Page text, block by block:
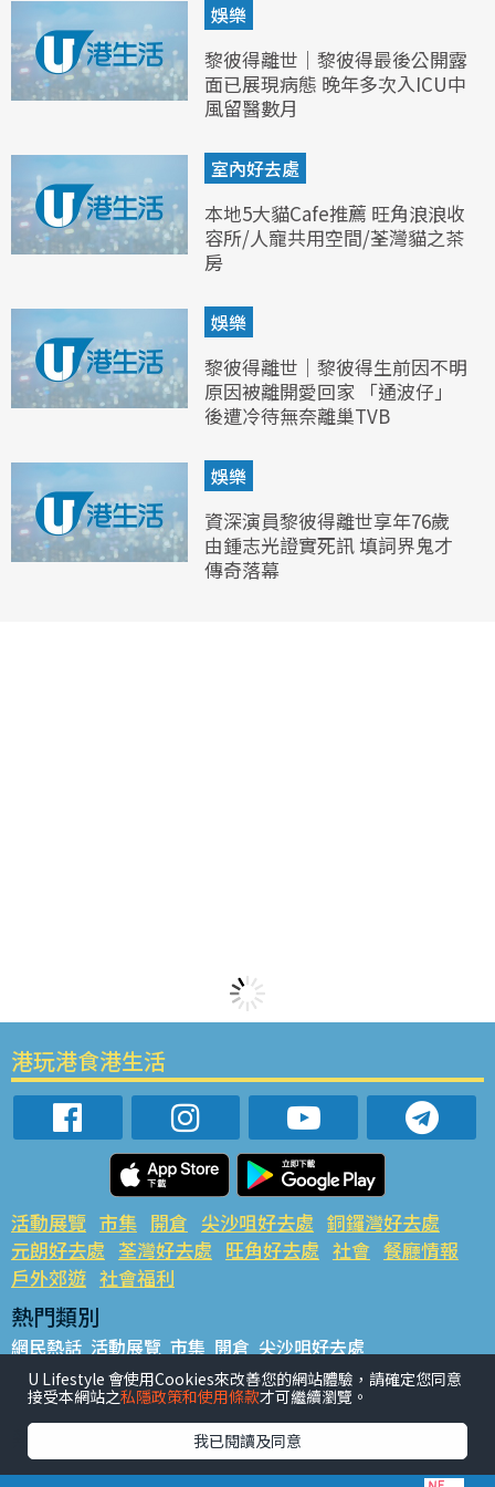
娛樂
黎彼得離世｜黎彼得最後公開露
面已展現病態 晚年多次入ICU中
風留醫數月
室內好去處
本地5大貓Cafe推薦 旺角浪浪收
容所/人寵共用空間/荃灣貓之茶
房
娛樂
黎彼得離世｜黎彼得生前因不明
原因被離開愛回家 「通波仔」
後遭冷待無奈離巢TVB
娛樂
資深演員黎彼得離世享年76歲
由鍾志光證實死訊 填詞界鬼才
傳奇落幕
港玩港食港生活
活動展覽 市集 開倉 尖沙咀好去處 銅鑼灣好去處
元朗好去處 荃灣好去處 旺角好去處 社會 餐廳情報
戶外郊遊 社會福利
熱門類別
網民熱話 活動展覽 市集 開倉 尖沙咀好去處
銅鑼灣好去處 元朗好去處 荃灣好去處 旺角好去處 社會
餐廳情報 戶外郊遊
熱門標籤
#UGO搵好去處 #人氣活動推介 #美食社群熱話
U Lifestyle 會使用Cookies來改善您的網站體驗，請確定您同意
接受本網站之私隱政策和使用條款才可繼續瀏覽。
我已閱讀及同意